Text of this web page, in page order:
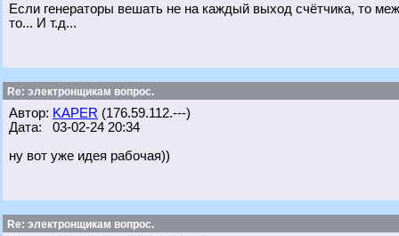
Если генераторы вешать не на каждый выход счётчика, то
то... И т.д...
Re: электронщикам вопрос.
Автор: KAPER (176.59.112.---)
Дата: 03-02-24 20:34
ну вот уже идея рабочая))
Re: электронщикам вопрос.